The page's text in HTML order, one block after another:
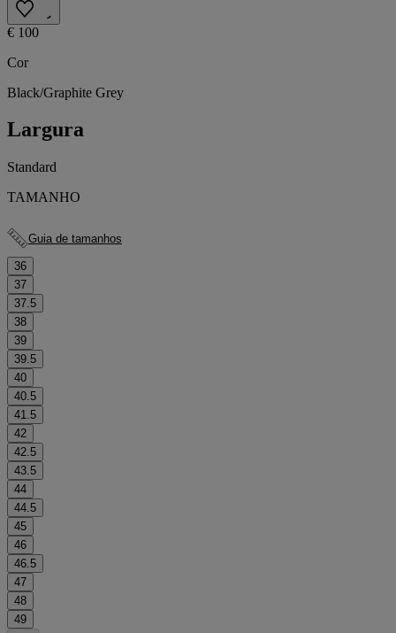
€ 100
Cor
Black/Graphite Grey
Largura
Standard
TAMANHO
Guia de tamanhos
36
37
37.5
38
39
39.5
40
40.5
41.5
42
42.5
43.5
44
44.5
45
46
46.5
47
48
49